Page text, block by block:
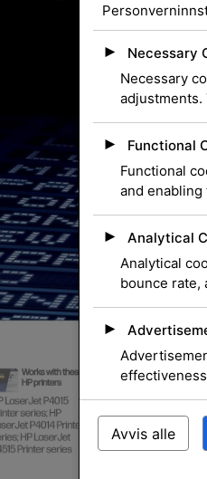
► Necessary
Necessary
adjustments.
►
Functional
Functional
and
►
Analytical
Analytical
bounce rate,
►
Avvis alle